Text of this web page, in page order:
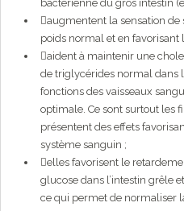
bactérienne du gros intestin
augmentent la sensation de
poids normal et en favorisant
aident à maintenir une
de triglycérides normal dans
fonctions des vaisseaux
optimale. Ce sont surtout les
présentent des effets
système sanguin ;
elles favorisent le
glucose dans l’intestin grêle
ce qui permet de normaliser